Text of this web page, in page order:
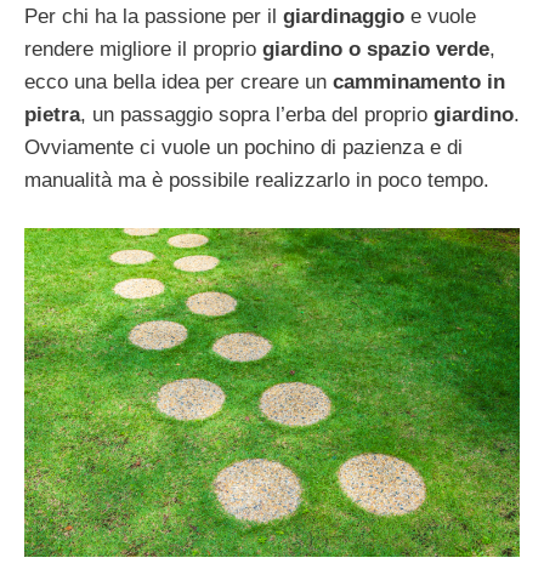
Per chi ha la passione per il giardinaggio e vuole
rendere migliore il proprio giardino o spazio verde,
ecco una bella idea per creare un camminamento in
pietra, un passaggio sopra l’erba del proprio giardino.
Ovviamente ci vuole un pochino di pazienza e di
manualità ma è possibile realizzarlo in poco tempo.